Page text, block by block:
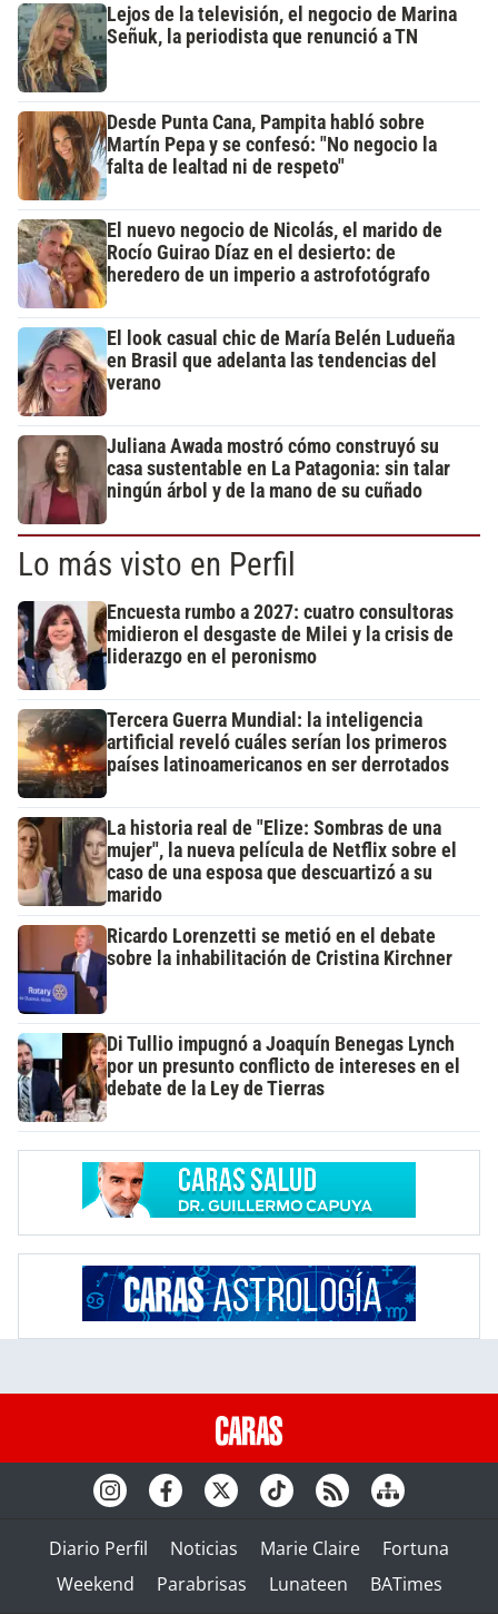
Lejos de la televisión, el negocio de Marina
Señuk, la periodista que renunció a TN
Desde Punta Cana, Pampita habló sobre
Martín Pepa y se confesó: "No negocio la
falta de lealtad ni de respeto"
El nuevo negocio de Nicolás, el marido de
Rocío Guirao Díaz en el desierto: de
heredero de un imperio a astrofotógrafo
El look casual chic de María Belén Ludueña
en Brasil que adelanta las tendencias del
verano
Juliana Awada mostró cómo construyó su
casa sustentable en La Patagonia: sin talar
ningún árbol y de la mano de su cuñado
Lo más visto en Perfil
Encuesta rumbo a 2027: cuatro consultoras
midieron el desgaste de Milei y la crisis de
liderazgo en el peronismo
Tercera Guerra Mundial: la inteligencia
artificial reveló cuáles serían los primeros
países latinoamericanos en ser derrotados
La historia real de "Elize: Sombras de una
mujer", la nueva película de Netflix sobre el
caso de una esposa que descuartizó a su
marido
Ricardo Lorenzetti se metió en el debate
sobre la inhabilitación de Cristina Kirchner
Di Tullio impugnó a Joaquín Benegas Lynch
por un presunto conflicto de intereses en el
debate de la Ley de Tierras
Diario Perfil Noticias Marie Claire
Fortuna
Weekend
Parabrisas Lunateen BATimes